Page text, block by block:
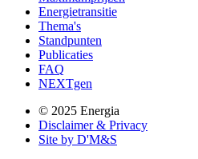
Energietransitie
Thema's
Standpunten
Publicaties
FAQ
NEXTgen
© 2025 Energia
Disclaimer & Privacy
Site by D'M&S